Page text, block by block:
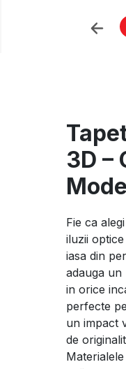
3D –
Fie ca
iluzii
iasa din
adauga un
in orice
perfecte
un impact
de